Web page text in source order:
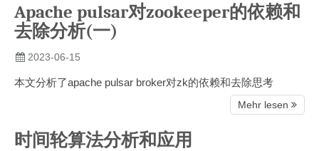
Apache pulsar对zookeeper的依赖和
去除分析(一)
2023-06-15
本文分析了apache pulsar broker对zk的依赖和去除思考
Mehr lesen
时间轮算法分析和应用